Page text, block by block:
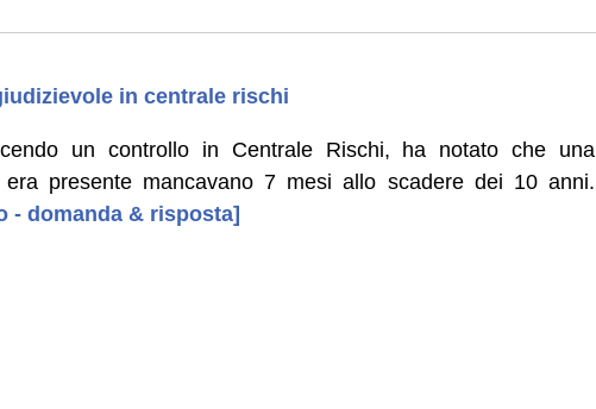
in centrale rischi
un controllo in Centrale Rischi, ha notato che una
presente mancavano 7 mesi allo scadere dei 10 anni.
- domanda & risposta]